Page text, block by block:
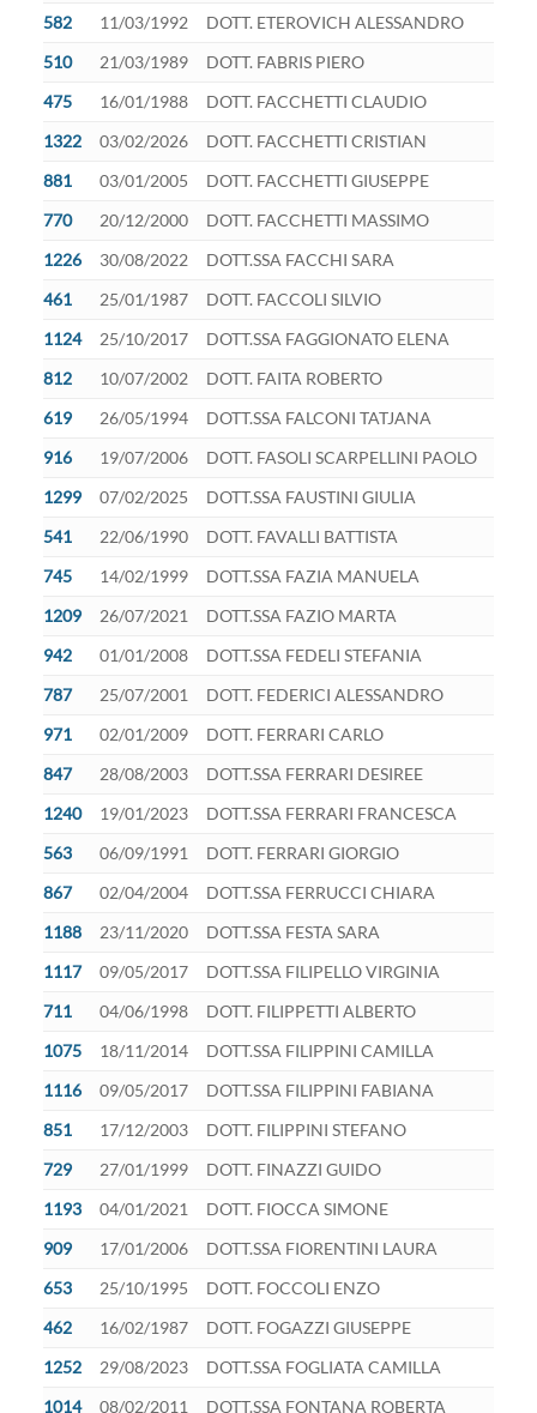
582
11/03/1992
DOTT. ETEROVICH ALESSANDRO
510
21/03/1989
DOTT. FABRIS PIERO
475
16/01/1988
DOTT. FACCHETTI CLAUDIO
1322
03/02/2026
DOTT. FACCHETTI CRISTIAN
881
03/01/2005
DOTT. FACCHETTI GIUSEPPE
770
20/12/2000
DOTT. FACCHETTI MASSIMO
1226
30/08/2022
DOTT.SSA FACCHI SARA
461
25/01/1987
DOTT. FACCOLI SILVIO
1124
25/10/2017
DOTT.SSA FAGGIONATO ELENA
812
10/07/2002
DOTT. FAITA ROBERTO
619
26/05/1994
DOTT.SSA FALCONI TATJANA
916
19/07/2006
DOTT. FASOLI SCARPELLINI PAOLO
1299
07/02/2025
DOTT.SSA FAUSTINI GIULIA
541
22/06/1990
DOTT. FAVALLI BATTISTA
745
14/02/1999
DOTT.SSA FAZIA MANUELA
1209
26/07/2021
DOTT.SSA FAZIO MARTA
942
01/01/2008
DOTT.SSA FEDELI STEFANIA
787
25/07/2001
DOTT. FEDERICI ALESSANDRO
971
02/01/2009
DOTT. FERRARI CARLO
847
28/08/2003
DOTT.SSA FERRARI DESIREE
1240
19/01/2023
DOTT.SSA FERRARI FRANCESCA
563
06/09/1991
DOTT. FERRARI GIORGIO
867
02/04/2004
DOTT.SSA FERRUCCI CHIARA
1188
23/11/2020
DOTT.SSA FESTA SARA
1117
09/05/2017
DOTT.SSA FILIPELLO VIRGINIA
711
04/06/1998
DOTT. FILIPPETTI ALBERTO
1075
18/11/2014
DOTT.SSA FILIPPINI CAMILLA
1116
09/05/2017
DOTT.SSA FILIPPINI FABIANA
851
17/12/2003
DOTT. FILIPPINI STEFANO
729
27/01/1999
DOTT. FINAZZI GUIDO
1193
04/01/2021
DOTT. FIOCCA SIMONE
909
17/01/2006
DOTT.SSA FIORENTINI LAURA
653
25/10/1995
DOTT. FOCCOLI ENZO
462
16/02/1987
DOTT. FOGAZZI GIUSEPPE
1252
29/08/2023
DOTT.SSA FOGLIATA CAMILLA
1014
08/02/2011 DOTT.SSA FONTANA ROBERTA